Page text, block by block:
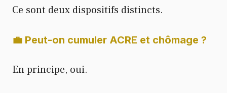
Ce sont deux dispositifs distincts.
💼 Peut-on cumuler ACRE et chômage ?
En principe, oui.